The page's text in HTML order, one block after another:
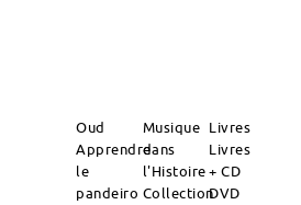
Oud
Apprendre
le
pandeiro
Musique
dans
l'Histoire
Collection
Livres
Livres
+ CD
DVD